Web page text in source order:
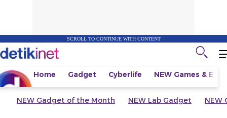
SCROLL TO CONTINUE WITH CONTENT
Home Gadget Cyberlife NEW Games &
NEW Gadget of the Month NEW Lab Gadget NEW